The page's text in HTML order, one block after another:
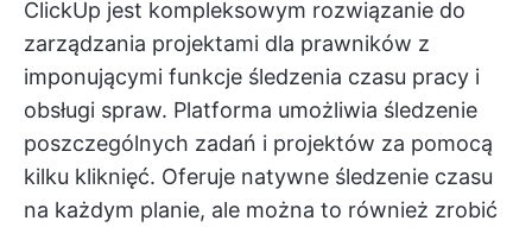
ClickUp jest kompleksowym rozwiązanie do
zarządzania projektami dla prawników z
imponującymi funkcje śledzenia czasu pracy i
obsługi spraw. Platforma umożliwia śledzenie
poszczególnych zadań i projektów za pomocą
kilku kliknięć. Oferuje natywne śledzenie czasu
na każdym planie, ale można to również zrobić